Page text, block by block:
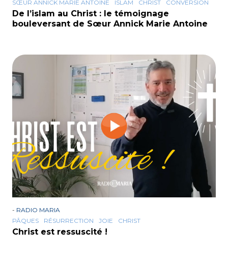
SŒUR ANNICK MARIE ANTOINE
ISLAM CHRIST CONVERSION
De l’islam au Christ : le témoignage
bouleversant de Sœur Annick Marie Antoine
- RADIO MARIA
PÂQUES
RÉSURRECTION JOIE CHRIST
Christ est ressuscité !